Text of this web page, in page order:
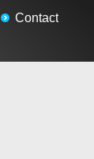
Contact